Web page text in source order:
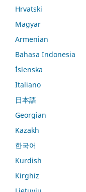
Hrvatski
Magyar
Armenian
Bahasa Indonesia
Íslenska
Italiano
日本語
Georgian
Kazakh
한국어
Kurdish
Kirghiz